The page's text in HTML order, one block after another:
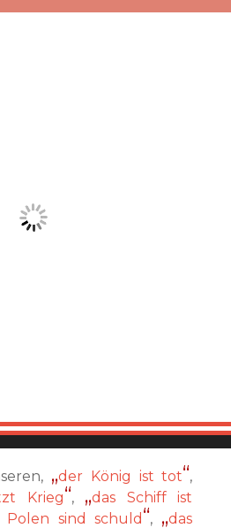
der König ist tot ,
Krieg ,
das Schiff ist
Polen sind schuld ,
das